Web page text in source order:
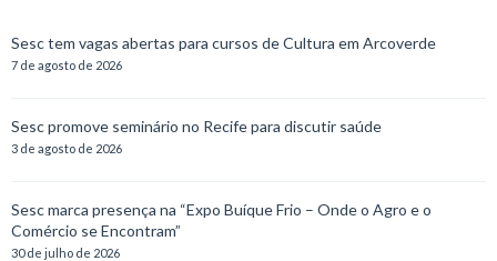
Sesc tem vagas abertas para cursos de Cultura em Arcoverde
7 de agosto de 2026
Sesc promove seminário no Recife para discutir saúde
3 de agosto de 2026
Sesc marca presença na “Expo Buíque Frio – Onde o Agro e o
Comércio se Encontram”
30 de julho de 2026